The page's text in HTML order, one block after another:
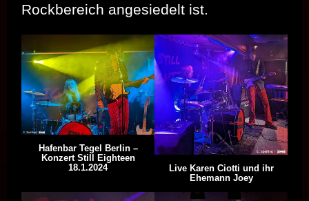
Rockbereich angesiedelt ist.
Hafenbar Tegel Berlin –
Konzert Still Eighteen
18.1.2024
Live Karen Ciotti und ihr
Ehemann Joey